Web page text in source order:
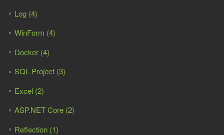
Log (4)
WinForm (4)
Docker (4)
SQL Project (3)
Excel (2)
ASP.NET Core (2)
Reflection (1)